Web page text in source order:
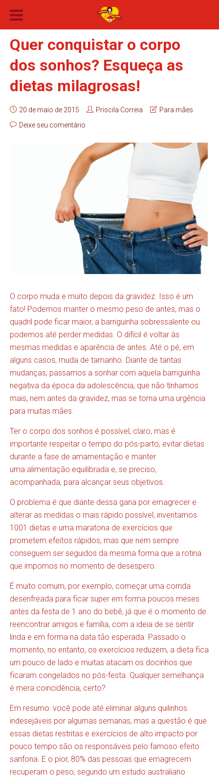
Quer conquistar o corpo
dos sonhos? Esqueça as
dietas milagrosas!
20 de maio de 2015 Priscila Correia
Para mães
Deixe seu comentário
O corpo muda e muito depois da gravidez. Isso é um
fato! Podemos manter o mesmo peso de antes, mas o
quadril pode ficar maior, a barriguinha sobressalente ou
podemos até perder medidas. O difícil é voltar às
mesmas medidas e aparência de antes. Até o pé, em
alguns casos, muda de tamanho. Diante de tantas
mudanças, passamos a sonhar com aquela barriguinha
negativa da época da adolescência, que não tínhamos
mais, nem antes da gravidez, mas se torna uma urgência
para muitas mães.
Ter o corpo dos sonhos é possível, claro, mas é
importante respeitar o tempo do pós-parto, evitar dietas
durante a fase de amamentação e manter
uma alimentação equilibrada e, se preciso,
acompanhada, para alcançar seus objetivos.
O problema é que diante dessa gana por emagrecer e
alterar as medidas o mais rápido possível, inventamos
1001 dietas e uma maratona de exercícios que
prometem efeitos rápidos, mas que nem sempre
conseguem ser seguidos da mesma forma que a rotina
que impomos no momento de desespero.
É muito comum, por exemplo, começar uma corrida
desenfreada para ficar super em forma poucos meses
antes da festa de 1 ano do bebê, já que é o momento de
reencontrar amigos e família, com a ideia de se sentir
linda e em forma na data tão esperada. Passado o
momento, no entanto, os exercícios reduzem, a dieta fica
um pouco de lado e muitas atacam os docinhos que
ficaram congelados no pós-festa. Qualquer semelhança
é mera coincidência, certo?
Em resumo: você pode até eliminar alguns quilinhos
indesejáveis por algumas semanas, mas a questão é que
essas dietas restritas e exercícios de alto impacto por
pouco tempo são os responsáveis pelo famoso efeito
sanfona. E o pior, 80% das pessoas que emagrecem
recuperam o peso, segundo um estudo australiano